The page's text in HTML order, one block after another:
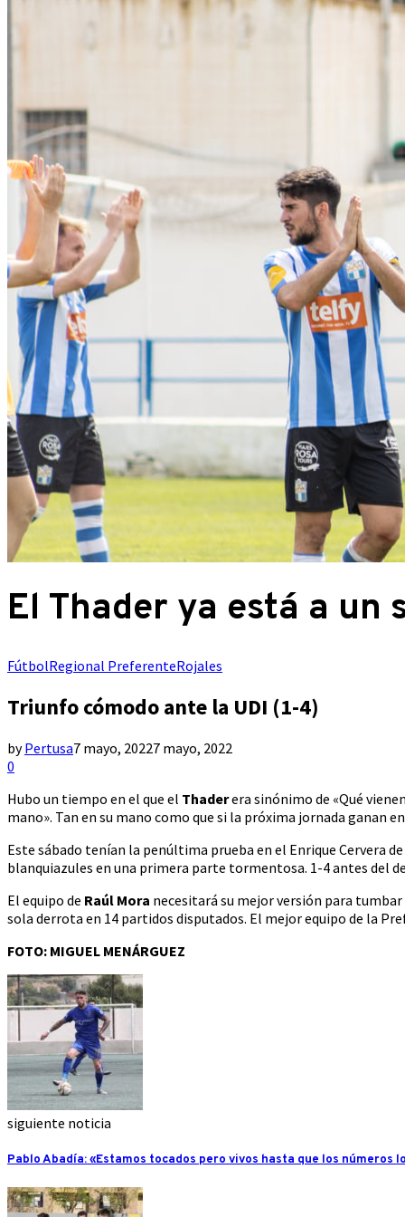
El Thader ya está a un
FútbolRegional PreferenteRojales
Triunfo cómodo ante la UDI (1-4)
byPertusa7 mayo, 20227 mayo, 2022
0
Hubo un tiempo en el que el Thaderera sinónimo de «Qué
mano». Tan en su mano como que si la próxima jornada ganan
Este sábado tenían la penúltima prueba en el Enrique Cervera
blanquiazules en una primera parte tormentosa. 1-4 antes del
El equipo de Raúl Mora necesitará su mejor versión para
sola derrota en 14 partidos disputados. El mejor equipo de la
FOTO: MIGUEL MENÁRGUEZ
siguiente noticia
Pablo Abadía: «Estamos tocados pero vivos hasta que los números